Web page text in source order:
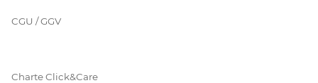
CGU / GGV
Charte Click&Care